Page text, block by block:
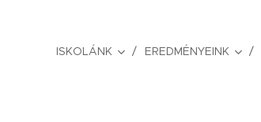
ISKOLÁNK EREDMÉNYEINK